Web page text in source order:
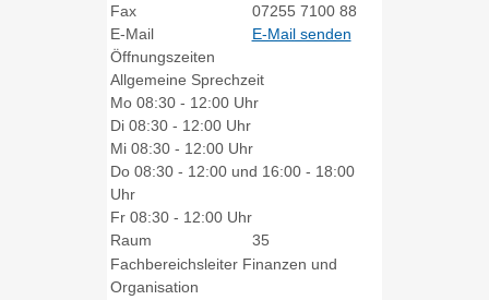
Fax
07255 7100 88
E-Mail
E-Mail senden
Öffnungszeiten
Allgemeine Sprechzeit
Mo 08:30 - 12:00 Uhr
Di 08:30 - 12:00 Uhr
Mi 08:30 - 12:00 Uhr
Do 08:30 - 12:00 und 16:00 - 18:00
Uhr
Fr 08:30 - 12:00 Uhr
Raum
35
Fachbereichsleiter Finanzen und
Organisation